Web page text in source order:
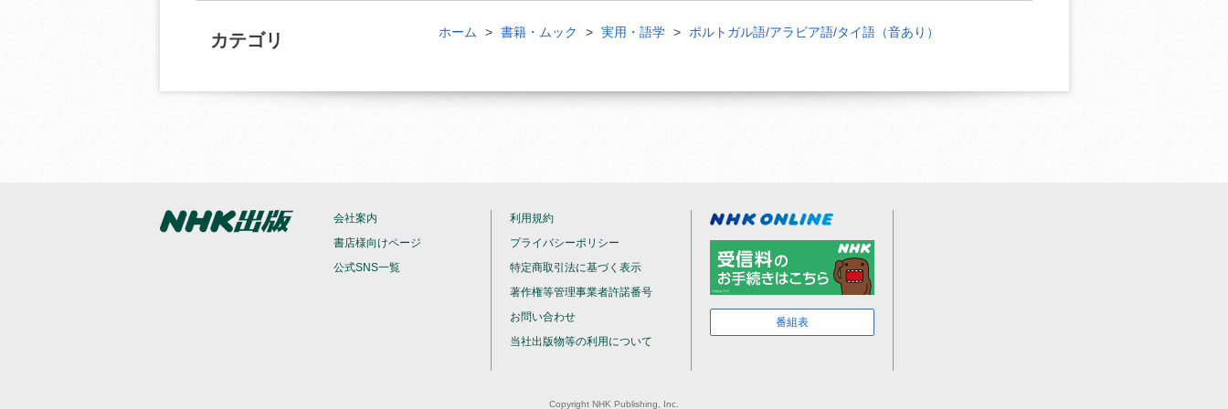
カテゴリ ホーム 書籍・ムック 実用・語学 ポルトガル語/アラビア語/タイ語（音あり）
会社案内
書店様向けページ
公式SNS一覧
利用規約
プライバシーポリシー
特定商取引法に基づく表示
著作権等管理事業者許諾番号
お問い合わせ
当社出版物等の利用について
番組表
Copyright NHK Publishing, Inc.